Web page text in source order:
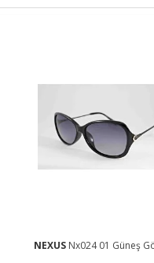
NEXUS Nx024 01 Güneş